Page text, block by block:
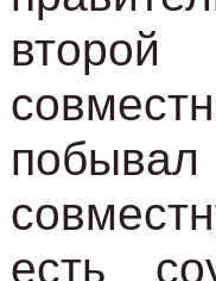
есть